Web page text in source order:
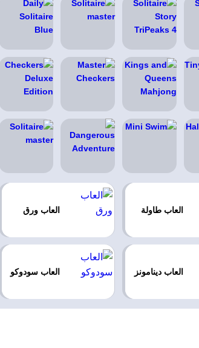
العاب طاولة العاب ورق
العاب دينامونز العاب سودوكو